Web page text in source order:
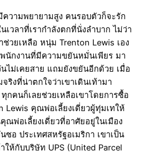
ความพยายามสูง คนรอบตัวก็จะรัก
เวลาที่เรากำลังตกที่นั่งลำบาก ไม่ว่า
วยเหลือ หนุ่ม Trenton Lewis เอง
นักงานที่มีความขยันหมั่นเพียร มา
ไม่เคยสาย แถมยังขยันอีกด้วย เมื่อ
ริงที่น่าตกใจว่าเขาเดินเท้ามา
กคนก็เลยช่วยเหลือเขาโดยการซื้อ
คุณพ่อเลี้ยงเดี่ยวผู้ทุ่มเทให้
พ่อเลี้ยงเดี่ยวที่อาศัยอยู่ในเมือง
ซอ ประเทศสหรัฐอเมริกา เขาเป็น
ให้กับบริษัท UPS (United Parcel